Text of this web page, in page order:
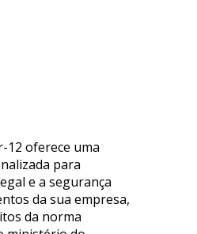
12 oferece uma
para
e a segurança
da sua empresa,
da norma